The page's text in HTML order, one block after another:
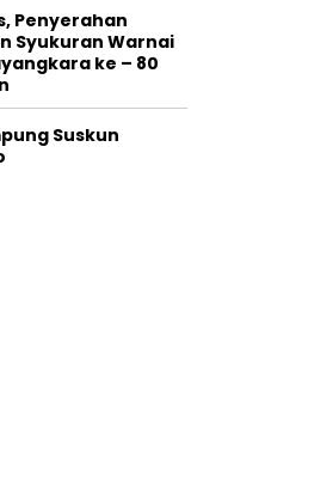
Penyerahan
Syukuran Warnai
ke – 80
Suskun